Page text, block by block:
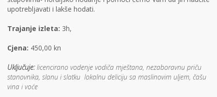
upotrebljavati i lakše hodati.
Trajanje izleta: 3h,
Cjena: 450,00 kn
Uključuje:licencirano vodenje vodiča mještana, nezaboravnu priču
stanovnika, slanu i slatku lokalnu deliciju sa maslinovim uljem, čašu
vina i voće